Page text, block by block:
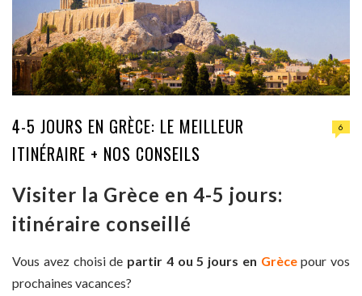
4-5 JOURS EN GRÈCE: LE MEILLEUR
ITINÉRAIRE + NOS CONSEILS
6
Visiter la Grèce en 4-5 jours:
itinéraire conseillé
Vous avez choisi de partir 4 ou 5 jours en Grècepour vos
prochaines vacances?